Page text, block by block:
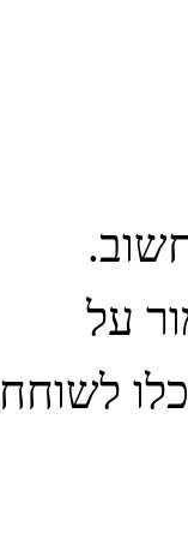
על
לשוחח